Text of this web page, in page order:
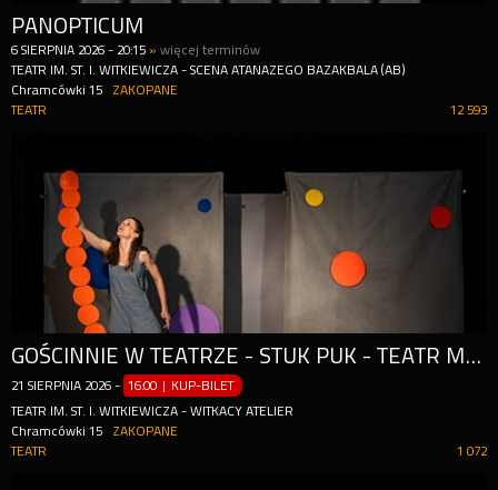
PANOPTICUM
6 SIERPNIA 2026 - 20:15 »więcej terminów
TEATR IM. ST. I. WITKIEWICZA - SCENA ATANAZEGO BAZAKBALA (AB)
Chramcówki 15
ZAKOPANE
12 593
TEATR
GOŚCINNIE W TEATRZE - STUK PUK - TEATR MALUSZKOWY
21 SIERPNIA 2026 - 16:00 | KUP-BILET
TEATR IM. ST. I. WITKIEWICZA - WITKACY ATELIER
Chramcówki 15
ZAKOPANE
1 072
TEATR